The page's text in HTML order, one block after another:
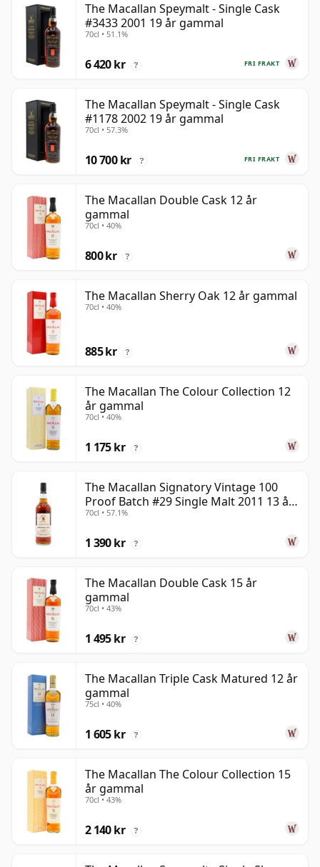
The Macallan Speymalt - Single Cask
#3433 2001 19 år gammal
70cl • 51.1%
FRI FRAKT
6 420 kr ?
The Macallan Speymalt - Single Cask
#1178 2002 19 år gammal
70cl • 57.3%
FRI FRAKT
10 700 kr ?
The Macallan Double Cask 12 år
gammal
70cl • 40%
800 kr ?
The Macallan Sherry Oak 12 år gammal
70cl • 40%
885 kr ?
The Macallan The Colour Collection 12
år gammal
70cl • 40%
1 175 kr ?
The Macallan Signatory Vintage 100
Proof Batch #29 Single Malt 2011 13 år
gammal
70cl • 57.1%
1 390 kr ?
The Macallan Double Cask 15 år
gammal
70cl • 43%
1 495 kr ?
The Macallan Triple Cask Matured 12 år
gammal
75cl • 40%
1 605 kr ?
The Macallan The Colour Collection 15
år gammal
70cl • 43%
2 140 kr ?